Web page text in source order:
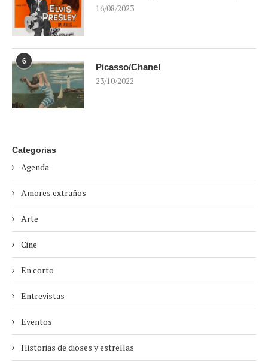
16/08/2023
6
Picasso/Chanel
23/10/2022
Categorias
Agenda
Amores extraños
Arte
Cine
En corto
Entrevistas
Eventos
Historias de dioses y estrellas